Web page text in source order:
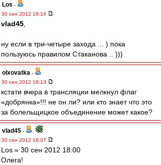
Los -
30 сен 2012 18:14
vlad45
ну если в три-четыре захода ... ) пока
пользуюсь правилом Стаканова .. )))
olxovatka -
30 сен 2012 18:13
кстати вчера в трансляции мелкнул флаг
«добрянка»!!! не он ли? или кто знает что это
за болельщицкое объединение может какое?
vlad45 -
30 сен 2012 18:07
Los » 30 сен 2012 18:00
Олега!